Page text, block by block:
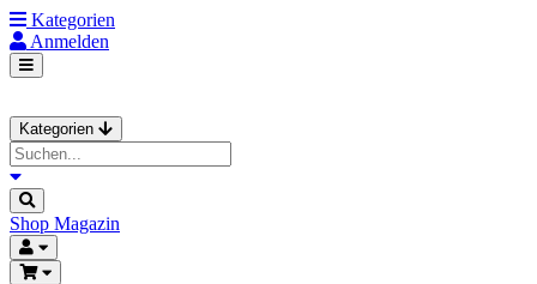
Kategorien
Anmelden
Kategorien
Shop Magazin